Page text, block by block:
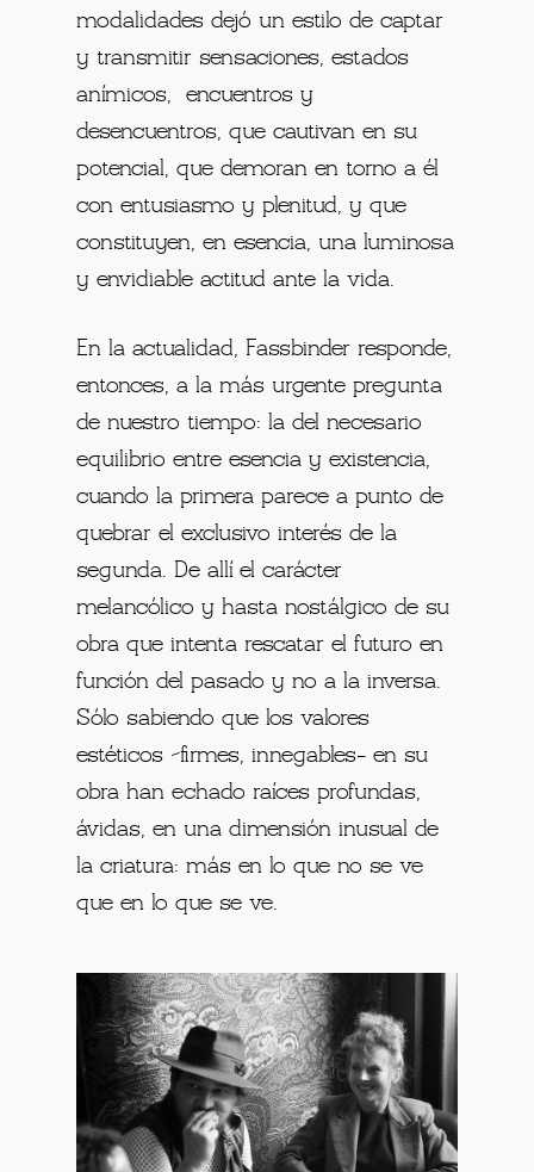
modalidades dejó un estilo de captar
y transmitir sensaciones, estados
anímicos, encuentros y
desencuentros, que cautivan en su
potencial, que demoran en torno a él
con entusiasmo y plenitud, y que
constituyen, en esencia, una luminosa
y envidiable actitud ante la vida.
En la actualidad, Fassbinder responde,
entonces, a la más urgente pregunta
de nuestro tiempo: la del necesario
equilibrio entre esencia y existencia,
cuando la primera parece a punto de
quebrar el exclusivo interés de la
segunda. De allí el carácter
melancólico y hasta nostálgico de su
obra que intenta rescatar el futuro en
función del pasado y no a la inversa.
Sólo sabiendo que los valores
estéticos –firmes, innegables- en su
obra han echado raíces profundas,
ávidas, en una dimensión inusual de
la criatura: más en lo que no se ve
que en lo que se ve.